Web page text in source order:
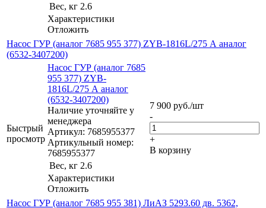
Вес, кг 2.6
Характеристики
Отложить
Насос ГУР (аналог 7685 955 377) ZYB-1816L/275 А аналог
(6532-3407200)
Быстрый
просмотр
Насос ГУР (аналог 7685
955 377) ZYB-
1816L/275 А аналог
(6532-3407200)
Наличие уточняйте у
менеджера
Артикул: 7685955377
Артикульный номер:
7685955377
Вес, кг 2.6
Характеристики
Отложить
7 900 руб./шт
-
+
В корзину
Насос ГУР (аналог 7685 955 381) ЛиАЗ 5293.60 дв. 5362,